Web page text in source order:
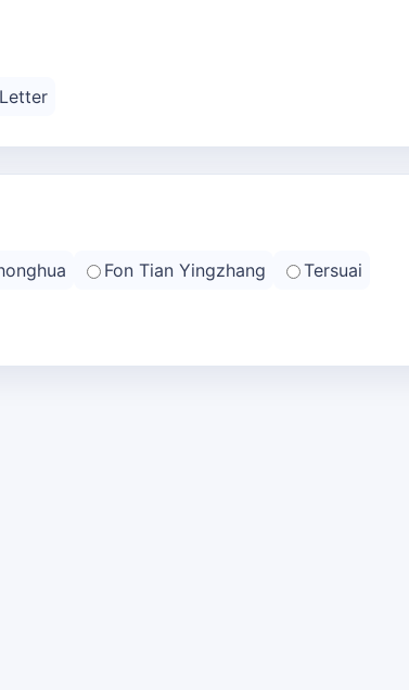
Fon Tian Yingzhang
Tersuai